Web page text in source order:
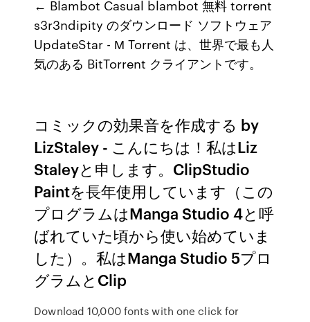
← Blambot Casual blambot 無料 torrent
s3r3ndipity のダウンロード ソフトウェア
UpdateStar - Μ Torrent は、世界で最も人
気のある BitTorrent クライアントです。
コミックの効果音を作成する by
LizStaley - こんにちは！私はLiz
Staleyと申します。ClipStudio
Paintを長年使用しています（この
プログラムはManga Studio 4と呼
ばれていた頃から使い始めていま
した）。私はManga Studio 5プロ
グラムとClip
Download 10,000 fonts with one click for